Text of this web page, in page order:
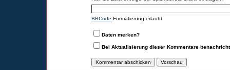
BBCode-Formatierung erlaubt
Daten merken?
Bei Aktualisierung dieser Kommentare